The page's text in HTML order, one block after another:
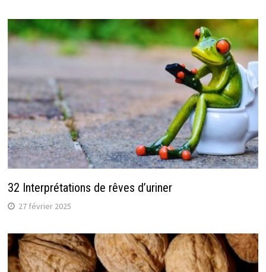
32 Interprétations de rêves d’uriner
27 février 2025